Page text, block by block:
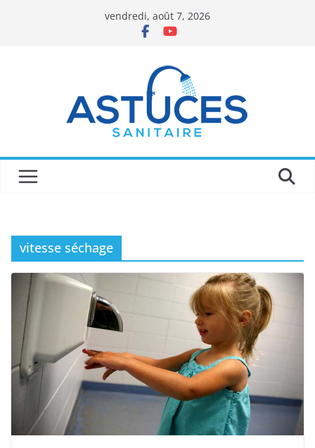
vendredi, août 7, 2026
vitesse séchage